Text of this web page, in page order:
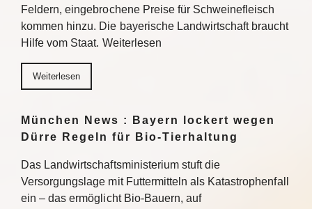
Feldern, eingebrochene Preise für Schweinefleisch
kommen hinzu. Die bayerische Landwirtschaft braucht
Hilfe vom Staat. Weiterlesen
Weiterlesen
München News : Bayern lockert wegen
Dürre Regeln für Bio-Tierhaltung
Das Landwirtschaftsministerium stuft die
Versorgungslage mit Futtermitteln als Katastrophenfall
ein – das ermöglicht Bio-Bauern, auf